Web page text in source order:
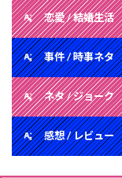
恋愛 / 結婚生活
事件 / 時事ネタ
ネタ / ジョーク
感想 / レビュー